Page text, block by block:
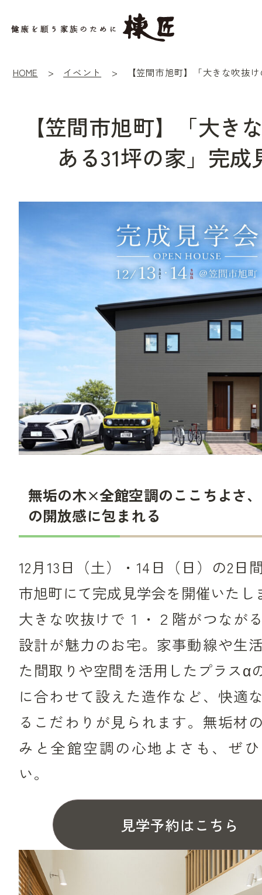
HOME イベント
【笠間市旭町】「大き
ある31坪の家」完成
無垢の木×全館空調のここちよさ
の開放感に包まれる
12月13日（土）・14日（日）の2日
市旭町にて完成見学会を開催いたし
大きな吹抜けで１・２階がつなが
設計が魅力のお宅。家事動線や生
た間取りや空間を活用したプラスα
に合わせて設えた造作など、快適
るこだわりが見られます。無垢材
みと全館空調の心地よさも、ぜ
い。
見学予約はこちら